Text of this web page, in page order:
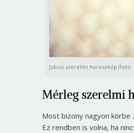
Júliusi szerelmi horoszkóp (fotó:
Mérleg szerelmi
Most bizony nagyon körbe
Ez rendben is volna, ha